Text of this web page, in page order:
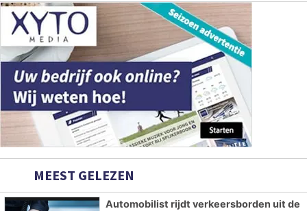
MEEST GELEZEN
Automobilist rijdt verkeersborden uit de